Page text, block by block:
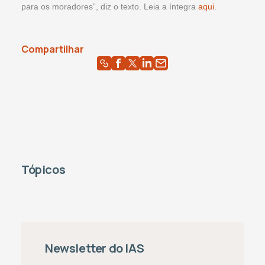
para os moradores”, diz o texto. Leia a íntegra aqui
Compartilhar
Tópicos
Newsletter do IAS